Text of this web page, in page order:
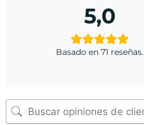
5,0
Basado en 71 reseñas.